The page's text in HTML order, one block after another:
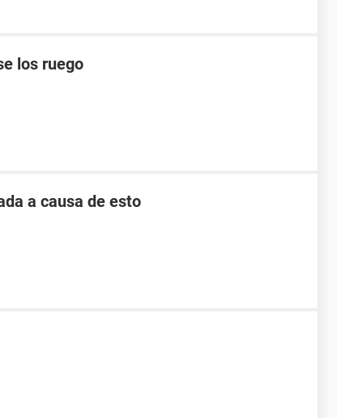
los ruego
a causa de esto